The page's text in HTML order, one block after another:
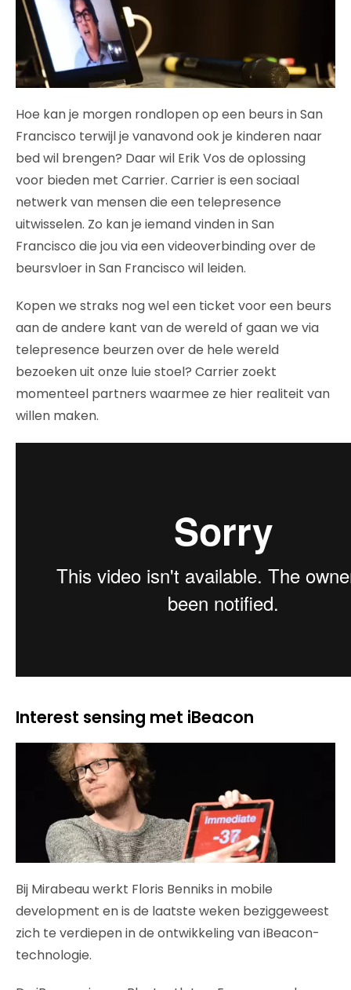
Hoe kan je morgen rondlopen op een beurs in San
Francisco terwijl je vanavond ook je kinderen naar
bed wil brengen? Daar wil Erik Vos de oplossing
voor bieden met Carrier. Carrier is een sociaal
netwerk van mensen die een telepresence
uitwisselen. Zo kan je iemand vinden in San
Francisco die jou via een videoverbinding over de
beursvloer in San Francisco wil leiden.
Kopen we straks nog wel een ticket voor een beurs
aan de andere kant van de wereld of gaan we via
telepresence beurzen over de hele wereld
bezoeken uit onze luie stoel? Carrier zoekt
momenteel partners waarmee ze hier realiteit van
willen maken.
Interest sensing met iBeacon
Bij Mirabeau werkt Floris Benniks in mobile
development en is de laatste weken beziggeweest
zich te verdiepen in de ontwikkeling van iBeacon-
technologie.